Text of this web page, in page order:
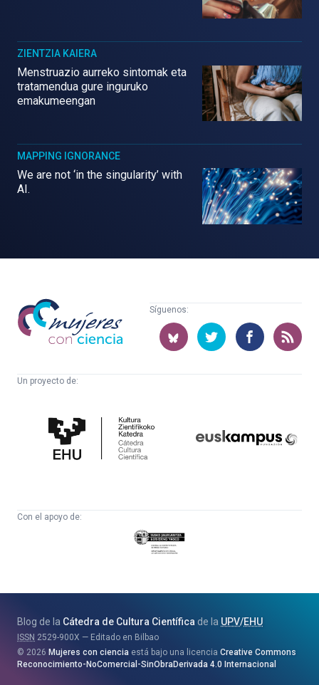
ZIENTZIA KAIERA
Menstruazio aurreko sintomak eta
tratamendua gure inguruko
emakumeengan
MAPPING IGNORANCE
We are not ‘in the singularity’ with
AI.
Mujeres
con
ciencia
Síguenos:
Un proyecto de:
Cultura
Científica
Con el apoyo de:
Eusko
Jaurlaritza
eta
Berrikuntza
Saila
Blog de la Cátedra de Cultura Científica de la UPV/EHU
ISSN 2529-900X
Editado en Bilbao
2026 Mujeres con ciencia está bajo una licencia Creative Commons
Reconocimiento-NoComercial-SinObraDerivada 4.0 Internacional